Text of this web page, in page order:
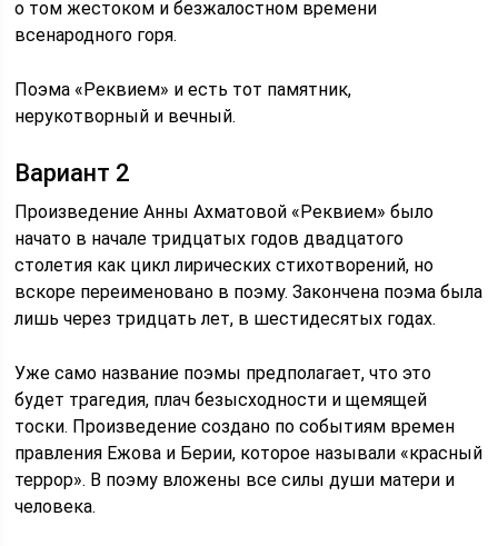
о том жестоком и безжалостном времени
всенародного горя.
Поэма «Реквием» и есть тот памятник,
нерукотворный и вечный.
Вариант 2
Произведение Анны Ахматовой «Реквием» было
начато в начале тридцатых годов двадцатого
столетия как цикл лирических стихотворений, но
вскоре переименовано в поэму. Закончена поэма была
лишь через тридцать лет, в шестидесятых годах.
Уже само название поэмы предполагает, что это
будет трагедия, плач безысходности и щемящей
тоски. Произведение создано по событиям времен
правления Ежова и Берии, которое называли «красный
террор». В поэму вложены все силы души матери и
человека.